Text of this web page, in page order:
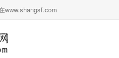
www.shangsf.com